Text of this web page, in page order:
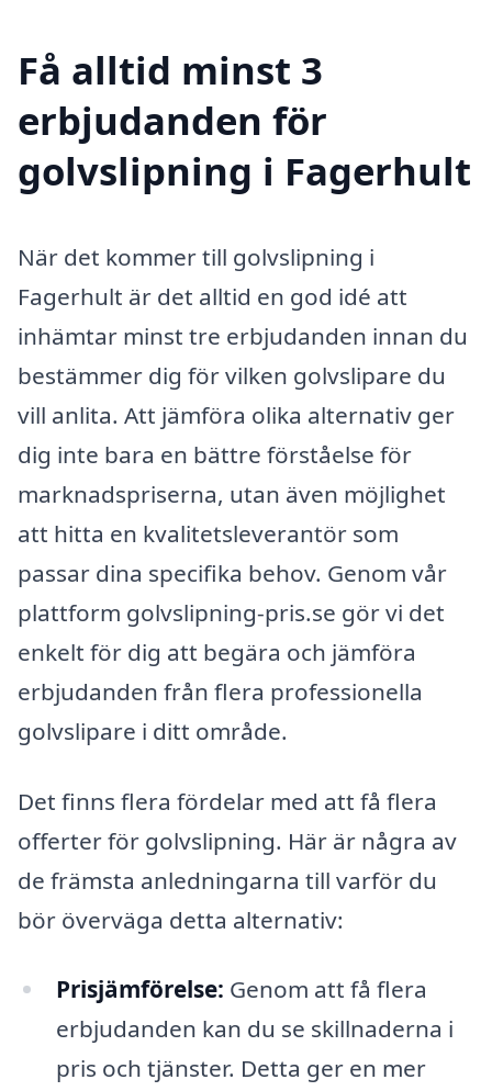
Få alltid minst 3
erbjudanden för
golvslipning i Fagerhult
När det kommer till golvslipning i
Fagerhult är det alltid en god idé att
inhämtar minst tre erbjudanden innan du
bestämmer dig för vilken golvslipare du
vill anlita. Att jämföra olika alternativ ger
dig inte bara en bättre förståelse för
marknadspriserna, utan även möjlighet
att hitta en kvalitetsleverantör som
passar dina specifika behov. Genom vår
plattform golvslipning-pris.se gör vi det
enkelt för dig att begära och jämföra
erbjudanden från flera professionella
golvslipare i ditt område.
Det finns flera fördelar med att få flera
offerter för golvslipning. Här är några av
de främsta anledningarna till varför du
bör överväga detta alternativ:
Prisjämförelse: Genom att få flera
erbjudanden kan du se skillnaderna i
pris och tjänster. Detta ger en mer